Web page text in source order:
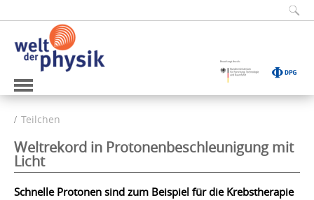
Teilchen
Weltrekord in Protonenbeschleunigung mit
Licht
Schnelle Protonen sind zum Beispiel für die Krebstherapie